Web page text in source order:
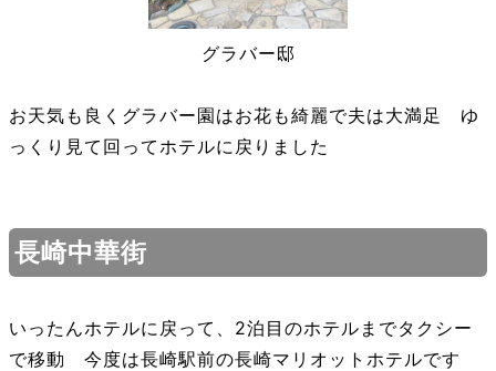
グラバー邸
お天気も良くグラバー園はお花も綺麗で夫は大満足 ゆ
っくり見て回ってホテルに戻りました
長崎中華街
いったんホテルに戻って、2泊目のホテルまでタクシー
で移動 今度は長崎駅前の長崎マリオットホテルです